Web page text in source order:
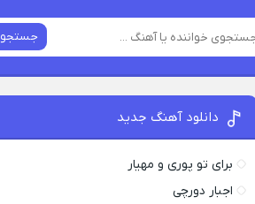
جستجو
دانلود آهنگ جدید
برای تو پوری و مهیار
اجبار دورچی